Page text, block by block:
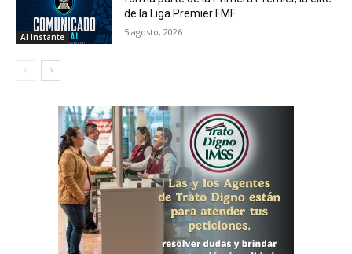
Al Instante
de la Liga Premier FMF
5 agosto, 2026